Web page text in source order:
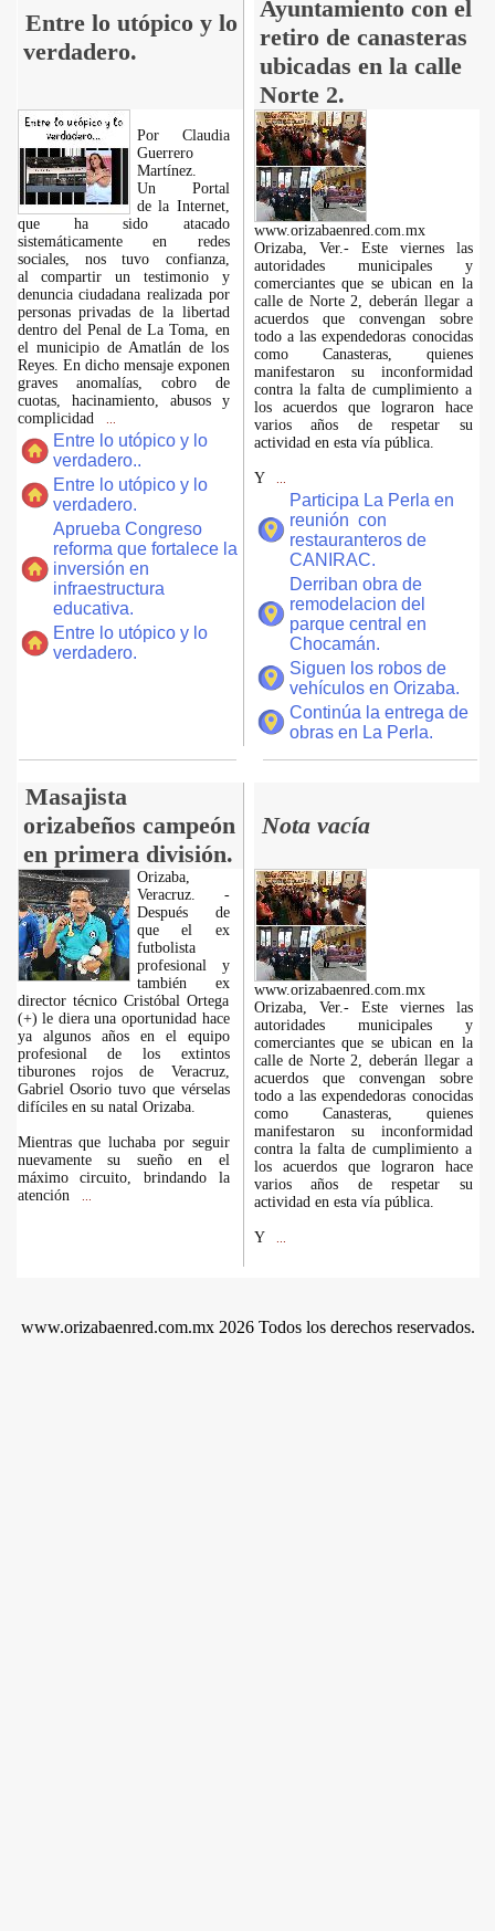
Entre lo utópico y lo
verdadero.
Ayuntamiento con el
retiro de canasteras
ubicadas en la calle
Norte 2.
Por Claudia
Guerrero
Martínez.
​Un Portal
de la Internet,
que ha sido atacado
sistemáticamente en redes
sociales, nos tuvo confianza,
al compartir un testimonio y
denuncia ciudadana realizada por
personas privadas de la libertad
dentro del Penal de La Toma, en
el municipio de Amatlán de los
Reyes. En dicho mensaje exponen
graves anomalías, cobro de
cuotas, hacinamiento, abusos y
complicidad
Entre lo utópico y lo
verdadero..
Entre lo utópico y lo
verdadero.
Aprueba Congreso
reforma que fortalece la
inversión en
infraestructura
educativa.
Entre lo utópico y lo
verdadero.
www.orizabaenred.com.mx
Orizaba, Ver.- Este viernes las
autoridades municipales y
comerciantes que se ubican en la
calle de Norte 2, deberán llegar a
acuerdos que convengan sobre
todo a las expendedoras conocidas
como Canasteras, quienes
manifestaron su inconformidad
contra la falta de cumplimiento a
los acuerdos que lograron hace
varios años de respetar su
actividad en esta vía pública.
Y
Participa La Perla en
reunión con
restauranteros de
CANIRAC.
Derriban obra de
remodelacion del
parque central en
Chocamán.
Siguen los robos de
vehículos en Orizaba.
Continúa la entrega de
obras en La Perla.
Masajista
orizabeños campeón
en primera división.
Nota vacía
Orizaba,
Veracruz. -
Después de
que el ex
futbolista
profesional y
también ex
director técnico Cristóbal Ortega
(+) le diera una oportunidad hace
ya algunos años en el equipo
profesional de los extintos
tiburones rojos de Veracruz,
Gabriel Osorio tuvo que vérselas
difíciles en su natal Orizaba.
Mientras que luchaba por seguir
nuevamente su sueño en el
máximo circuito, brindando la
atención
www.orizabaenred.com.mx
Orizaba, Ver.- Este viernes las
autoridades municipales y
comerciantes que se ubican en la
calle de Norte 2, deberán llegar a
acuerdos que convengan sobre
todo a las expendedoras conocidas
como Canasteras, quienes
manifestaron su inconformidad
contra la falta de cumplimiento a
los acuerdos que lograron hace
varios años de respetar su
actividad en esta vía pública.
Y
www.orizabaenred.com.mx 2026 Todos los derechos reservados.